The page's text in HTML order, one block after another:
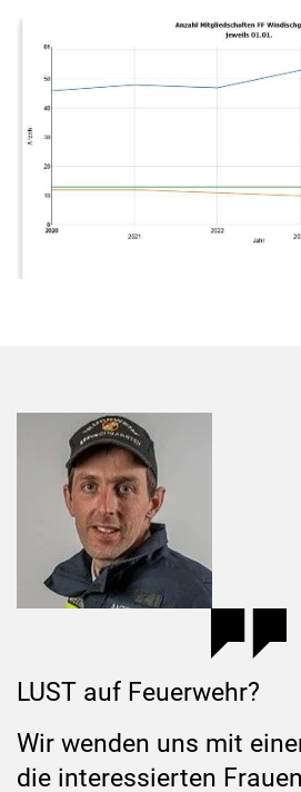
LUST auf Feuerwehr?
Wir wenden uns mit
die interessierten